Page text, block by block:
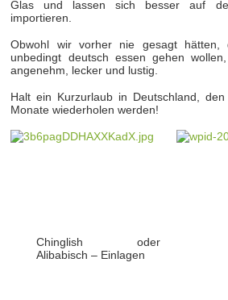
Glas und lassen sich besser auf
importieren.
Obwohl wir vorher nie gesagt
unbedingt deutsch essen gehen
angenehm, lecker und lustig.
Halt ein Kurzurlaub in Deutschland,
Monate wiederholen werden!
Chinglish oder
Alibabisch – Einlagen